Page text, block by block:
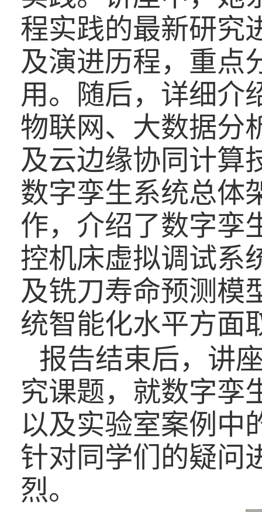
程实践的最新研究
及演进历程，重点
用。随后， 详细介
物联网、大数据分
及云边缘协同计算
数字孪生系统总体
作，介绍了数字孪
控机床虚拟调试系
及铣刀寿命预测模
统智能化水平方面
报告结束后，讲
究课题，就数字孪
以及实验室案例中
针对同学们的疑问
烈。